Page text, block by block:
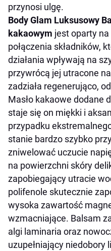
przynosi ulgę.
Body Glam Luksusowy
kakaowym jest oparty
połączenia składników,
działania wpływają na
przywrócą jej utracone
zadziała regenerująco,
Masło kakaowe dodane
staje się on miękki i
przypadku
stanie bardzo szybko
zniwelować uczucie
na powierzchni skóry
zapobiegający utracie
polifenole skutecznie
wysoka zawartość
wzmacniające. Balsam
algi laminaria oraz
uzupełniający niedobory